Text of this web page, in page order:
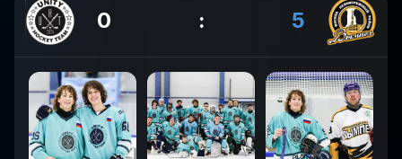
0 : 5